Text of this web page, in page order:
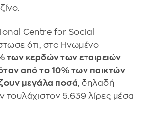
Centre for Social
ότι, στο Ηνωμένο
των κερδών των εταιρειών
από το 10% των παικτών
μεγάλα ποσά, δηλαδή
τουλάχιστον 5.639 λίρες μέσα